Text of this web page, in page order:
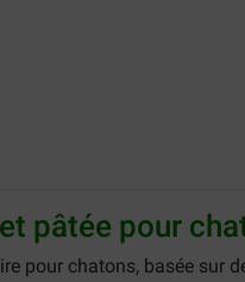
pâtée pour
pour chatons, basée sur